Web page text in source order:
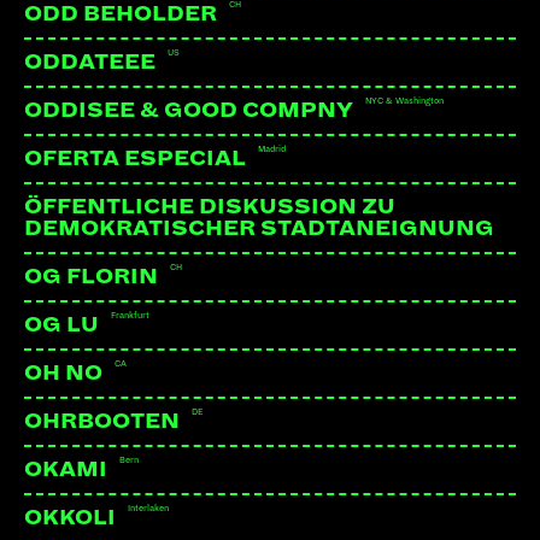
LINKS:
Webseite
ODD BEHOLDER CH
ODDATEEE US
ODDISEE & GOOD COMPNY NYC & Washington
OFERTA ESPECIAL Madrid
ÖFFENTLICHE DISKUSSION ZU
DEMOKRATISCHER STADTANEIGNUNG
OG FLORIN CH
OG LU Frankfurt
OH NO CA
OHRBOOTEN DE
OKAMI Bern
OKKOLI Interlaken